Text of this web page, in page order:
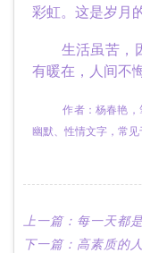
彩虹。这是岁月
生活虽苦，因
有暖在，人间不悔
作者：杨春艳
幽默、性情文字，常见
上一篇： 每一天都
下一篇： 高素质的